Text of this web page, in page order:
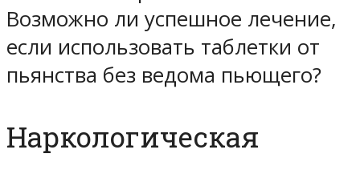
Возможно ли успешное лечение,
если использовать таблетки от
пьянства без ведома пьющего?
Наркологическая